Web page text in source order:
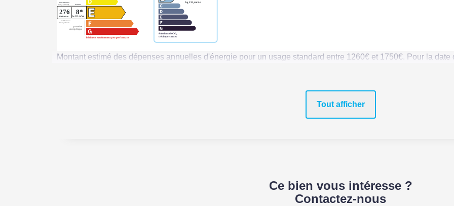
Montant estimé des dépenses annuelles d'énergie pour un usage standard entre 1260€ et 1750€. Pour la date
Tout afficher
Ce bien vous intéresse ?
Contactez-nous